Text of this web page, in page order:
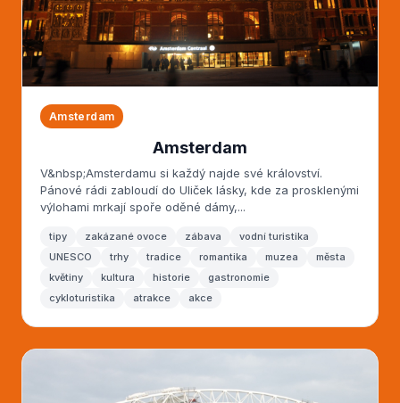
Amsterdam
Amsterdam
V&nbsp;Amsterdamu si každý najde své království.
Pánové rádi zabloudí do Uliček lásky, kde za prosklenými
výlohami mrkají spoře oděné dámy,...
tipy zakázané ovoce zábava
vodní turistika
UNESCO
trhy tradice romantika muzea
města
květiny
kultura historie
gastronomie
cykloturistika
atrakce akce